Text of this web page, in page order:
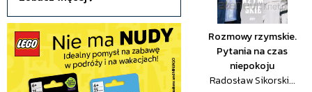
Rozmowy rzymskie.
Pytania na czas
niepokoju
Radosław Sikorski...